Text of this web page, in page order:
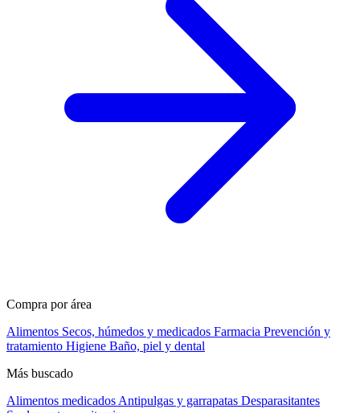
Compra por área
Alimentos Secos, húmedos y medicados Farmacia Prevención y
tratamiento Higiene Baño, piel y dental
Más buscado
Alimentos medicados Antipulgas y garrapatas Desparasitantes